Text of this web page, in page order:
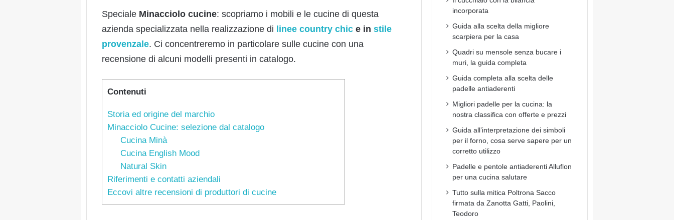
Speciale Minacciolo cucine: scopriamo i mobili e le cucine di questa
azienda specializzata nella realizzazione di linee country chic e in stile
provenzale. Ci concentreremo in particolare sulle cucine con una
recensione di alcuni modelli presenti in catalogo.
Contenuti
Storia ed origine del marchio
Minacciolo Cucine: selezione dal catalogo
Cucina Minà
Cucina English Mood
Natural Skin
Riferimenti e contatti aziendali
Eccovi altre recensioni di produttori di cucine
incorporata
Guida alla scelta della migliore
scarpiera per la casa
Quadri su mensole senza bucare i
muri, la guida completa
Guida completa alla scelta delle
padelle antiaderenti
Migliori padelle per la cucina: la
nostra classifica con offerte e prezzi
Guida all’interpretazione dei simboli
per il forno, cosa serve sapere per un
corretto utilizzo
Padelle e pentole antiaderenti Alluflon
per una cucina salutare
Tutto sulla mitica Poltrona Sacco
firmata da Zanotta Gatti, Paolini,
Teodoro